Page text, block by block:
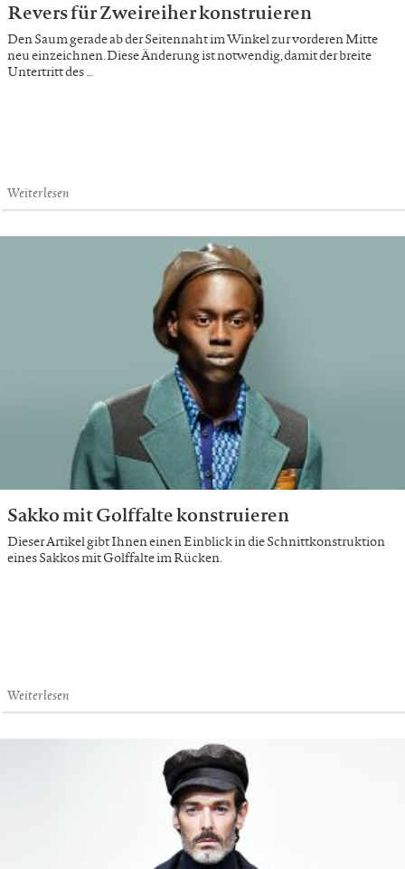
Revers für Zweireiher konstruieren
Den Saum gerade ab der Seitennaht im Winkel zur vorderen Mitte
neu einzeichnen. Diese Änderung ist notwendig, damit der breite
Untertritt des …
Weiterlesen
Sakko mit Golffalte konstruieren
Dieser Artikel gibt Ihnen einen Einblick in die Schnittkonstruktion
eines Sakkos mit Golffalte im Rücken.
Weiterlesen